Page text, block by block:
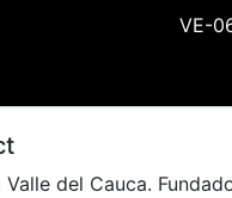
VE-
Valle del Cauca.